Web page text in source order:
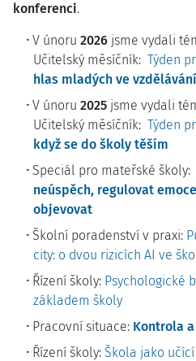
konferenci.
V únoru 2026 jsme vydali
Učitelský měsíčník: Týden
hlas mladých ve vzdělávání
V únoru 2025 jsme vydali
Učitelský měsíčník: Týden
když se do školy těším
Speciál pro mateřské školy:
neúspěch, regulovat
objevovat
Školní poradenství v praxi:
city: o dvou rizicích AI ve
Řízení školy: Psychologické
základem školy
Pracovní situace: Kontrola
Řízení školy: Škola jako